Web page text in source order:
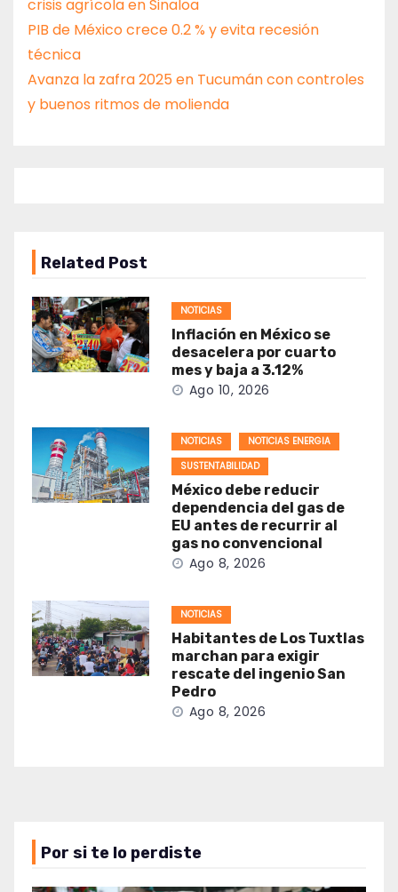
crisis agrícola en Sinaloa
PIB de México crece 0.2 % y evita recesión
técnica
Avanza la zafra 2025 en Tucumán con controles
y buenos ritmos de molienda
Related Post
NOTICIAS
Inflación en México se
desacelera por cuarto
mes y baja a 3.12%
Ago 10, 2026
NOTICIAS
NOTICIAS ENERGIA
SUSTENTABILIDAD
México debe reducir
dependencia del gas de
EU antes de recurrir al
gas no convencional
Ago 8, 2026
NOTICIAS
Habitantes de Los Tuxtlas
marchan para exigir
rescate del ingenio San
Pedro
Ago 8, 2026
Por si te lo perdiste